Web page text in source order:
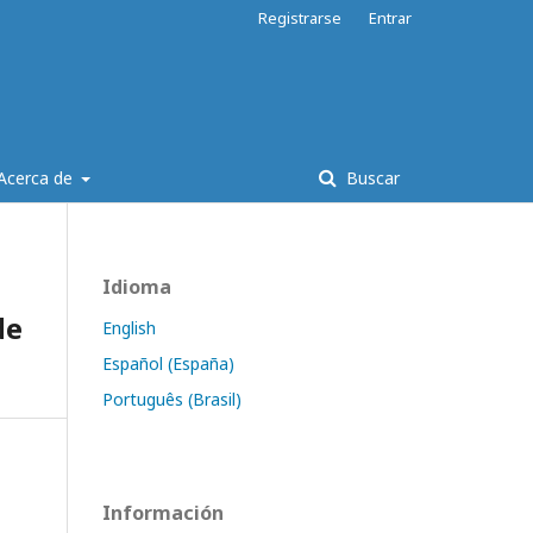
de Buscar
Registrarse Entrar
Idioma
English
Español (España)
Português (Brasil)
Información